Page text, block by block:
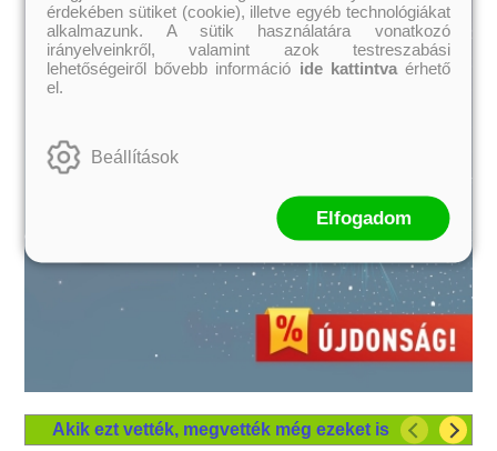
Akik ezt vették, megvették még ezeket is
érdekében sütiket (cookie), illetve egyéb technológiákat
alkalmazunk. A sütik használatára vonatkozó
irányelveinkről, valamint azok testreszabási
lehetőségeiről bővebb információ ide kattintvaérhető
el.
Beállítások
Elfogadom